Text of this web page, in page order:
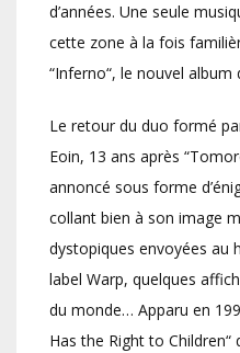
d’années. Une seule
cette zone à la fois
“Inferno“, le nouvel
Le retour du duo formé
Eoin, 13 ans après
annoncé sous forme
collant bien à son image
dystopiques envoyées au
label Warp, quelques
du monde… Apparu en
Has the Right to